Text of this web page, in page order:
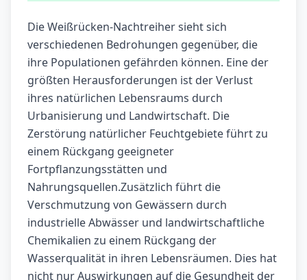
Die Weißrücken-Nachtreiher sieht sich
verschiedenen Bedrohungen gegenüber, die
ihre Populationen gefährden können. Eine der
größten Herausforderungen ist der Verlust
ihres natürlichen Lebensraums durch
Urbanisierung und Landwirtschaft. Die
Zerstörung natürlicher Feuchtgebiete führt zu
einem Rückgang geeigneter
Fortpflanzungsstätten und
Nahrungsquellen.Zusätzlich führt die
Verschmutzung von Gewässern durch
industrielle Abwässer und landwirtschaftliche
Chemikalien zu einem Rückgang der
Wasserqualität in ihren Lebensräumen. Dies hat
nicht nur Auswirkungen auf die Gesundheit der